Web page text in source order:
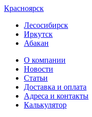
Красноярск
Лесосибирск
Иркутск
Абакан
О компании
Новости
Статьи
Доставка и оплата
Адреса и контакты
Калькулятор